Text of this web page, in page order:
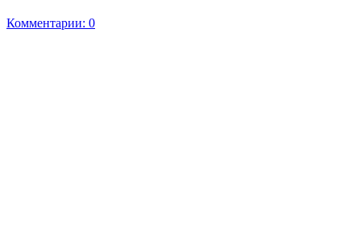
Комментарии: 0